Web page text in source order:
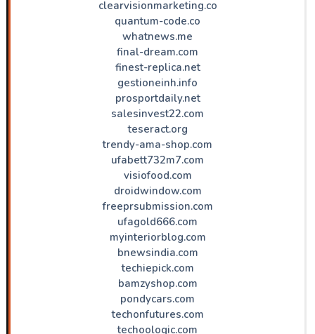
clearvisionmarketing.co
quantum-code.co
whatnews.me
final-dream.com
finest-replica.net
gestioneinh.info
prosportdaily.net
salesinvest22.com
teseract.org
trendy-ama-shop.com
ufabett732m7.com
visiofood.com
droidwindow.com
freeprsubmission.com
ufagold666.com
myinteriorblog.com
bnewsindia.com
techiepick.com
bamzyshop.com
pondycars.com
techonfutures.com
techoologic.com